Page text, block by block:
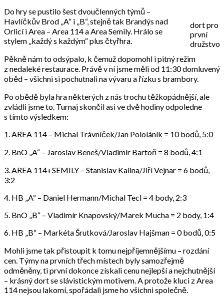
dort pro
první
družstvo
Do hry se pustilo šest dvoučlenných týmů –
Havlíčkův Brod „A“ i „B“, stejně tak Brandýs nad
Orlicí i Area – Area 114 a Area Semily. Hrálo se
stylem „každý s každým“ plus čtyřhra.
Pěkně nám to odsýpalo, k čemuž dopomohl i pitný režim
z nedaleké restaurace. Právě v ní jsme měli od 11:30 domluvený
oběd – všichni si pochutnali na vývaru a řízku s brambory.
Po obědě byla hra některých z nás trochu těžkopádnější, ale
zvládli jsme to. Turnaj skončil asi ve dvě hodiny odpoledne
s tímto výsledkem:
1. AREA 114 – Michal Trávníček/Jan Pololáník = 10 bodů, 5:0
2. BnO „A“ – Jaroslav Beneš/Vladimír Bartoň = 8 bodů, 4:1
3. AREA 114+SEMILY – Stanislav Kalina/Jiří Vejnar = 6 bodů,
3:2
4. HB „A“ – Daniel Hermann/Michal Tecl = 4 body, 2:3
5. BnO „B“ – Vladimír Knapovský/Marek Mucha = 2 body, 1:4
6. HB „B“ – Markéta Šrutková/Jaroslav Hajšman = 0 bodů, 0:5
Mohli jsme tak přistoupit k tomu nejpříjemnějšímu – rozdání
cen. Týmy na prvních třech místech byly samozřejmě
odměněny, ti první dokonce získali cenu nejlepší a nejchutnější
– krásný dort se slávistickým motivem. A protože kluci z Area
114 nejsou lakomí, spořádali jsme ho všichni společně.